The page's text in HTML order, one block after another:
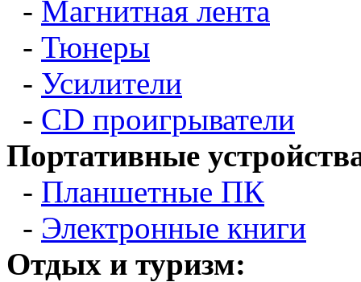
- Магнитная лента
- Тюнеры
- Усилители
- CD проигрыватели
Портативные
- Планшетные ПК
- Электронные книги
Отдых и туризм: